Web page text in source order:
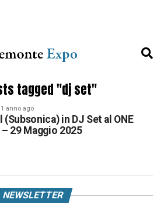
tagged "dj set"
1 anno ago
(Subsonica) in DJ Set al ONE
29 Maggio 2025
NEWSLETTER